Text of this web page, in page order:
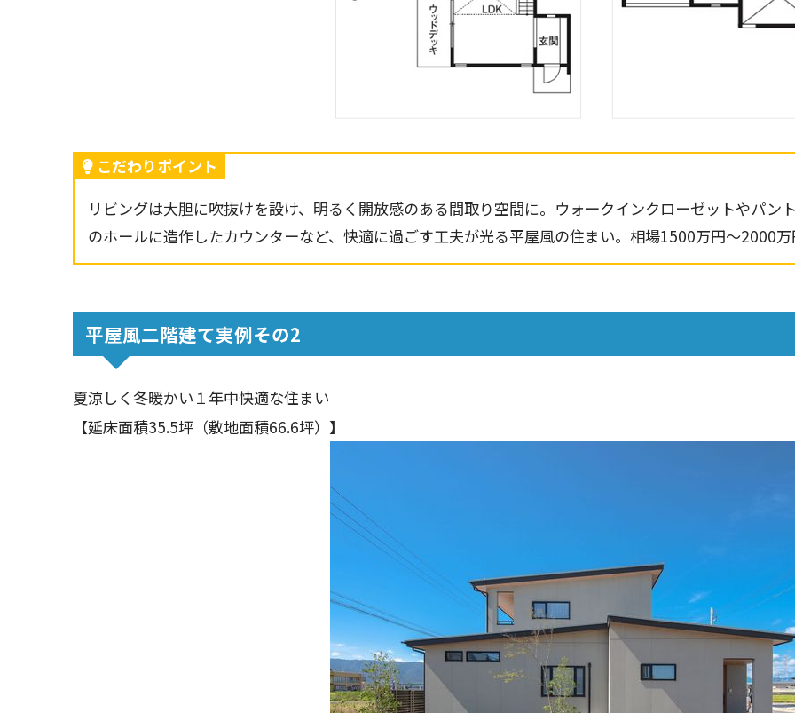
こだわりポイント
リビングは大胆に吹抜けを設け、明るく開放感のある間取り空間に。ウォークインクローゼットやパン
のホールに造作したカウンターなど、快適に過ごす工夫が光る平屋風の住まい。相場1500万円～2000万
平屋風二階建て実例その2
夏涼しく冬暖かい１年中快適な住まい
【延床面積35.5坪（敷地面積66.6坪）】